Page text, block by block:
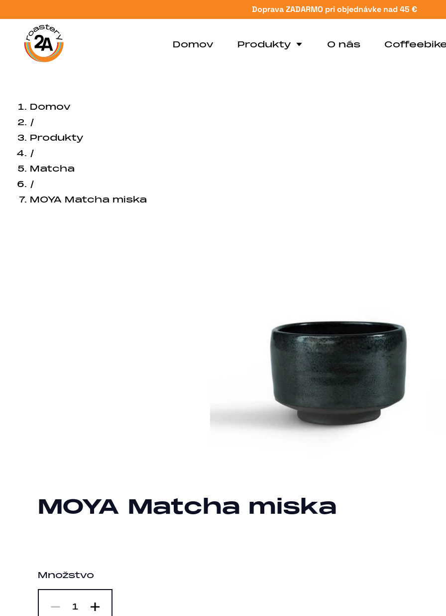
Doprava ZADARMO pri objednávke nad 45 €
Domov Produkty O nás
Domov
/
Produkty
/
Matcha
/
MOYA Matcha miska
MOYA Matcha miska
Množstvo
- 1 +